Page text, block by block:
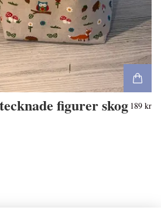
figurer skog 189 kr